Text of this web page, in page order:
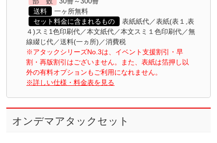
送料
一ヶ所無料
セット料金に含まれるもの
表紙紙代／表紙(表１,表
４)スミ1色印刷代／本文紙代／本文スミ１色印刷代／無
線綴じ代／送料(一ヵ所)／消費税
※アタックシリーズNo.3は、イベント支援割引・早
割・再版割引はございません。また、表紙は箔押し以
外の有料オプションもご利用になれません。
※詳しい仕様・料金表を見る
オンデマアタックセット